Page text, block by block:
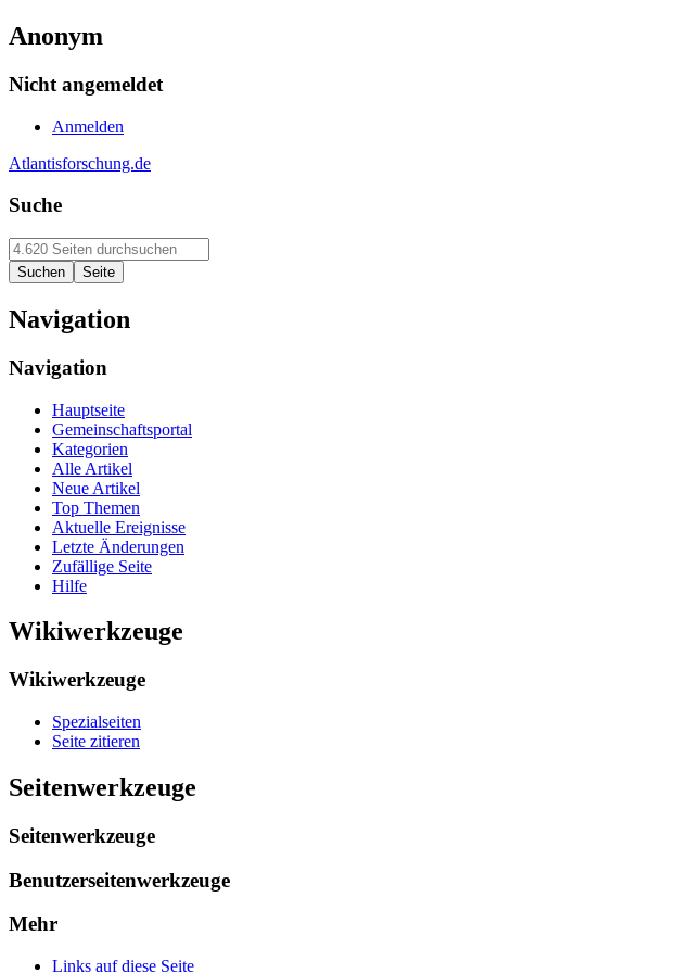
Anonym
Nicht angemeldet
Anmelden
Atlantisforschung.de
Suche
Navigation
Navigation
Hauptseite
Gemeinschaftsportal
Kategorien
Alle Artikel
Neue Artikel
Top Themen
Aktuelle Ereignisse
Letzte Änderungen
Zufällige Seite
Hilfe
Wikiwerkzeuge
Wikiwerkzeuge
Spezialseiten
Seite zitieren
Seitenwerkzeuge
Seitenwerkzeuge
Benutzerseitenwerkzeuge
Mehr
Links auf diese Seite